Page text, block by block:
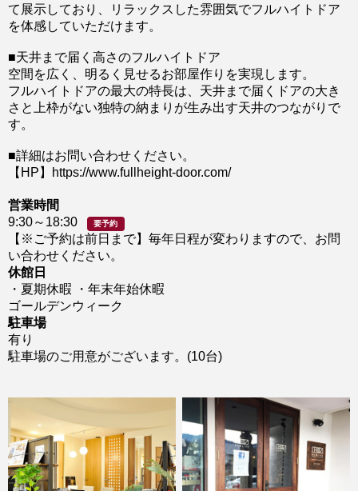
て展示しており、リラックスした雰囲気でフルハイトドア
を体感していただけます。
■天井まで届く高さのフルハイトドア
空間を広く、明るく見せるお部屋作りを実現します。
フルハイトドアの最大の特長は、天井まで届くドアの大き
さと上枠がない独特の納まりが生み出す天井のつながりで
す。
■詳細はお問い合わせください。
【HP】https://www.fullheight-door.com/
営業時間
9:30～18:30
要予約
【※ご予約は前日まで】毎年日程が変わりますので、お問
い合わせください。
休館日
・夏期休暇 ・年末年始休暇
ゴールデンウィーク
駐車場
有り
駐車場のご用意がございます。(10台)